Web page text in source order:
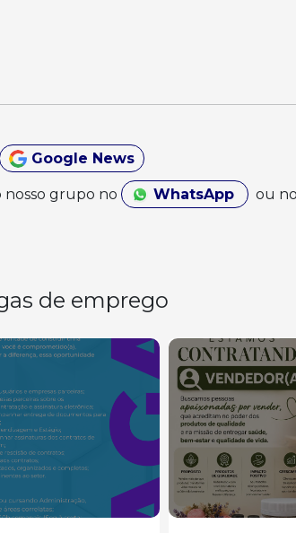
Google News
nosso grupo no WhatsApp ou
de emprego